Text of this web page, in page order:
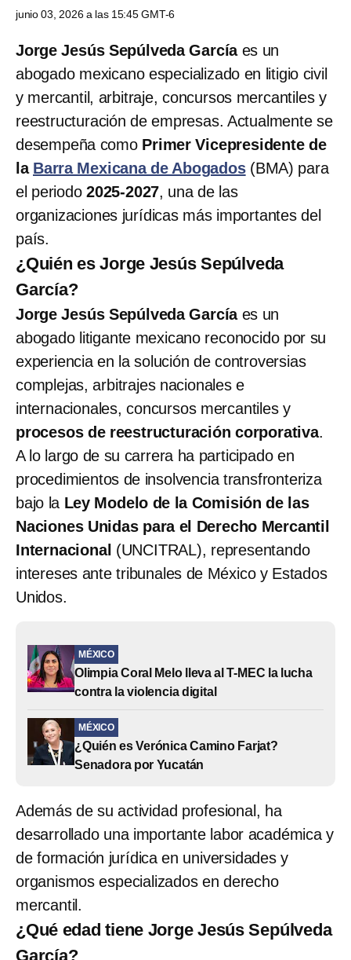
junio 03, 2026 a las 15:45 GMT-6
Jorge Jesús Sepúlveda Garcíaes un
abogado mexicano especializado en litigio civil
y mercantil, arbitraje, concursos mercantiles y
reestructuración de empresas. Actualmente se
desempeña como Primer Vicepresidente de
la Barra Mexicana de Abogados(BMA) para
el periodo 2025-2027, una de las
organizaciones jurídicas más importantes del
país.
¿Quién es Jorge Jesús Sepúlveda
García?
Jorge Jesús Sepúlveda Garcíaes un
abogado litigante mexicano reconocido por su
experiencia en la solución de controversias
complejas, arbitrajes nacionales e
internacionales, concursos mercantiles y
procesos de reestructuración corporativa.
A lo largo de su carrera ha participado en
procedimientos de insolvencia transfronteriza
bajo la Ley Modelo de la Comisión de las
Naciones Unidas para el Derecho Mercantil
Internacional (UNCITRAL), representando
intereses ante tribunales de México y Estados
Unidos.
MÉXICO
Olimpia Coral Melo lleva al T-MEC la lucha
contra la violencia digital
MÉXICO
¿Quién es Verónica Camino Farjat?
Senadora por Yucatán
Además de su actividad profesional, ha
desarrollado una importante labor académica y
de formación jurídica en universidades y
organismos especializados en derecho
mercantil.
¿Qué edad tiene Jorge Jesús Sepúlveda
García?